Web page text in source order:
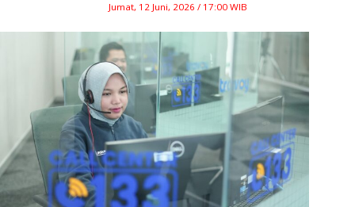
Jumat, 12 Juni, 2026 / 17:00 WIB